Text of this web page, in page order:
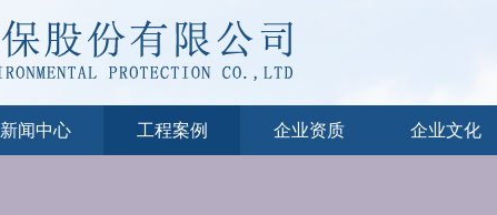
新闻中心 工程案例 企业资质 企业文化